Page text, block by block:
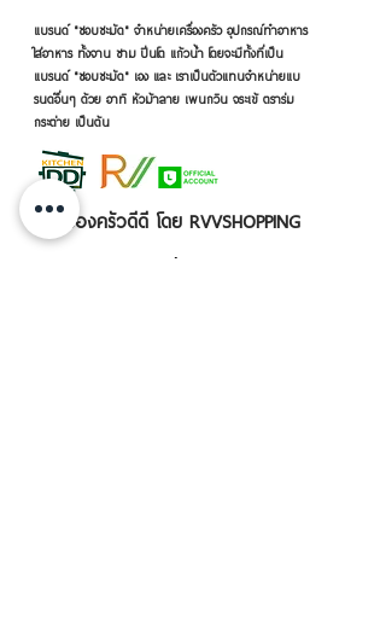
แบรนด์ "ชอบชะมัด" จำหน่ายเครื่องครัว อุปกรณ์ทำอาหาร
ใส่อาหาร ทั้งจาน ชาม ปิ่นโต แก้วน้ำ โดยจะมีทั้งที่เป็น
แบรนด์ "ชอบชะมัด" เอง และ เราเป็นตัวแทนจำหน่ายแบ
รนด์อื่นๆ ด้วย อาทิ หัวม้าลาย เพนกวิน จระเข้ ตราร่ม
กระต่าย เป็นต้น
เครื่องครัวดีดี โดย RVVSHOPPING